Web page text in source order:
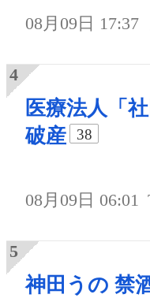
08月09日 17:37
医療法人「
破産
38
08月09日 06:01
神田うの 禁